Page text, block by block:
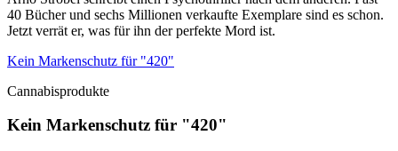
40 Bücher und sechs Millionen verkaufte Exemplare sind es schon.
Jetzt verrät er, was für ihn der perfekte Mord ist.
Kein Markenschutz für "420"
Cannabisprodukte
Kein Markenschutz für "420"